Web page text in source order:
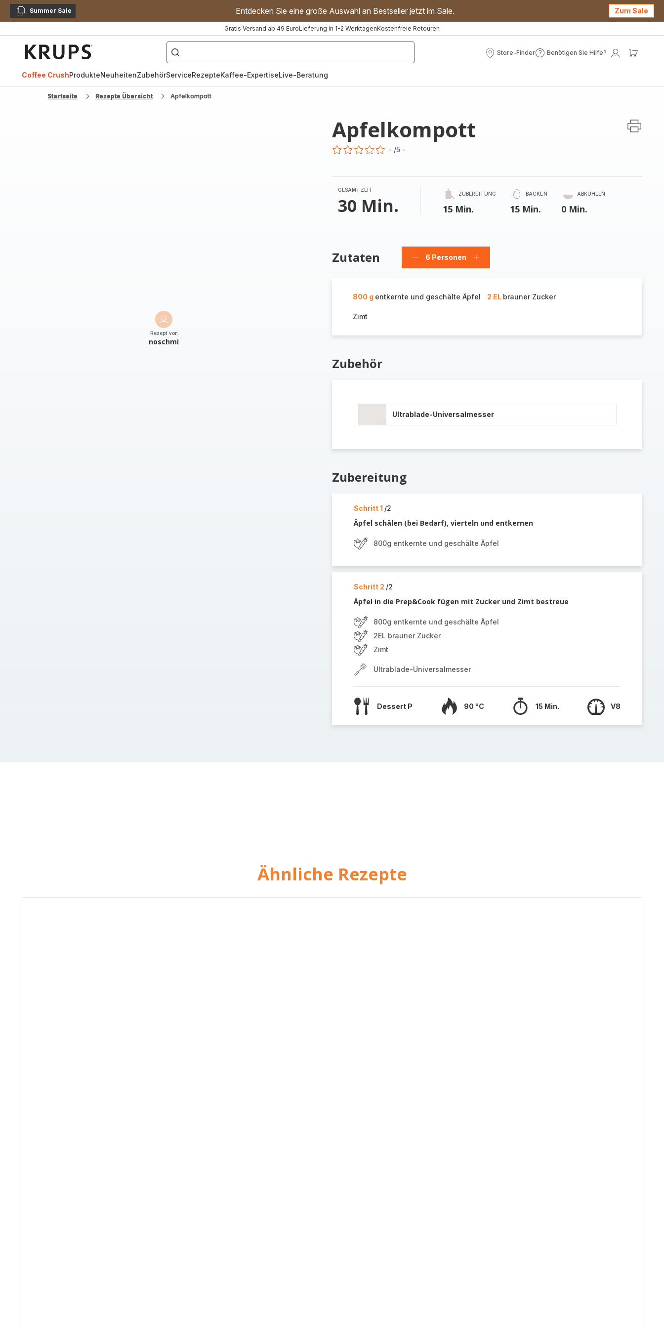
KopierenSummer Sale Entdecken Sie eine große Auswahl an Bestseller jetzt im Sale. Zum Sale
Gratis Versand ab 49 EuroLieferung in 1-2 WerktagenKostenfreie Retouren
["Kaffeevollautomat","Handmixer","Waffeleisen"]
Store-Finder
Store-
Benötigen Sie Hilfe?
Benötigen
Mein
Coffee CrushProdukteNeuheitenZubehörServiceRezepteKaffee-ExpertiseLive-Beratung
Startseite Rezepte Übersicht Apfelkompott
Rezept von
noschmi
Apfelkompott
- /5 -
GESAMTZEIT
30 Min.
ZUBEREITUNG
15 Min.
BACKEN
15 Min.
ABKÜHLEN
0 Min.
Zutaten
Personen
6 Personen
Personen
800 g entkernte und geschälte Äpfel 2 EL brauner Zucker
Zimt
Zubehör
Ultrablade-Universalmesser
Zubereitung
Schritt 1 /2
Äpfel schälen (bei Bedarf), vierteln und entkernen
800g entkernte und geschälte Äpfel
Schritt 2 /2
Äpfel in die Prep&Cook fügen mit Zucker und Zimt bestreue
800g entkernte und geschälte Äpfel
2EL brauner Zucker
Zimt
Ultrablade-Universalmesser
Dessert P 90 °C 15 Min. V8
Ähnliche Rezepte